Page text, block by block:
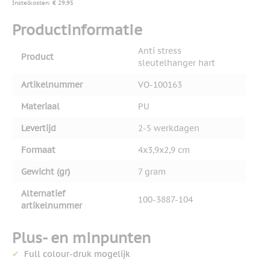
Instelkosten: € 29,95
Productinformatie
Product
Anti stress
sleutelhanger hart
Artikelnummer
VO-100163
Materiaal
PU
Levertijd
2-5 werkdagen
Formaat
4x3,9x2,9 cm
Gewicht (gr)
7 gram
Alternatief
artikelnummer
100-3887-104
Plus- en minpunten
Full colour-druk mogelijk